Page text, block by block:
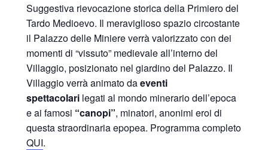
Suggestiva rievocazione storica della Primiero del
Tardo Medioevo. Il meraviglioso spazio circostante
il Palazzo delle Miniere verrà valorizzato con dei
momenti di “vissuto” medievale all’interno del
Villaggio, posizionato nel giardino del Palazzo. Il
Villaggio verrà animato daeventi
spettacolari legati al mondo minerario dell’epoca
e ai famosi “canopi”, minatori, anonimi eroi di
questa straordinaria epopea. Programma completo
QUI.